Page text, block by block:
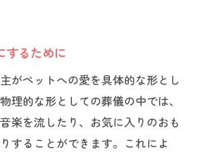
するために
がペットへの愛を具体的な形とし
理的な形としての葬儀の中では、
楽を流したり、お気に入りのおも
することができます。これによ